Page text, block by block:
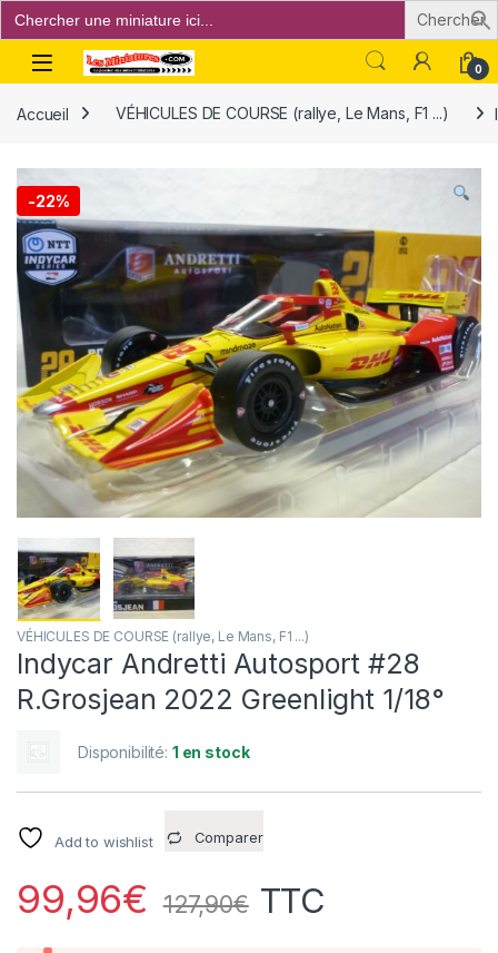
Search
for:
Open 0
Accueil VÉHICULES DE COURSE (rallye, Le Mans, F1 ...)
-22%
VÉHICULES DE COURSE (rallye, Le Mans, F1 ...)
Indycar Andretti Autosport #28
R.Grosjean 2022 Greenlight 1/18°
Disponibilité: 1 en stock
Add to wishlist Comparer
99,96€ 127,90€ TTC